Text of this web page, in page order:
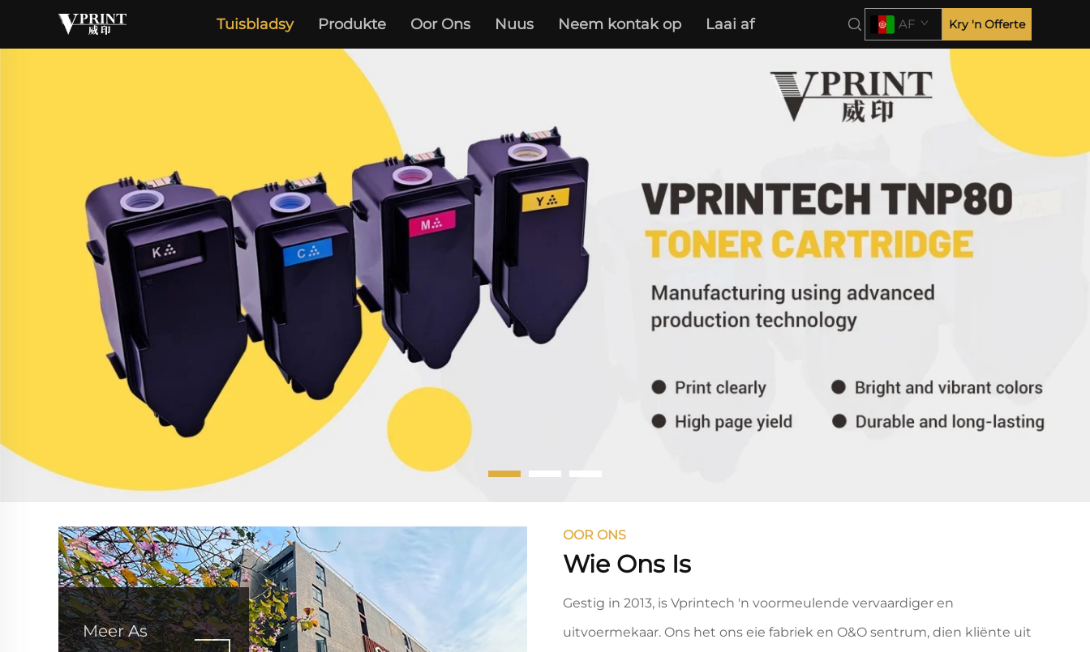
Tuisbladsy Produkte Oor Ons Nuus Neem kontak op Laai af AF Kry 'n Offerte
Meer As
OOR ONS
Wie Ons Is
Gestig in 2013, is Vprintech 'n voormeulende vervaardiger en
uitvoermekaar. Ons het ons eie fabriek en O&O sentrum, dien kliënte uit